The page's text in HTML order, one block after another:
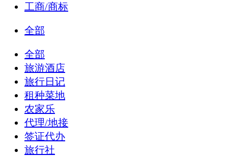
工商/商标
全部
全部
旅游酒店
旅行日记
租种菜地
农家乐
代理/地接
签证代办
旅行社